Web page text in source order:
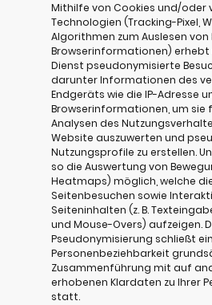
Mithilfe von Cookies und/oder
Technologien (Tracking-Pixel,
Algorithmen zum Auslesen
Browserinformationen)
Dienst pseudonymisierte
darunter Informationen des
Endgeräts wie die IP-Adresse
Browserinformationen, um sie
Analysen des
Website auszuwerten und
Nutzungsprofile zu erstellen.
so die Auswertung von
Heatmaps) möglich, welche
Seitenbesuchen sowie
Seiteninhalten (z. B.
und Mouse-Overs) aufzeigen.
Pseudonymisierung schließt
Personenbeziehbarkeit
Zusammenführung mit auf
erhobenen Klardaten zu Ihrer
statt.